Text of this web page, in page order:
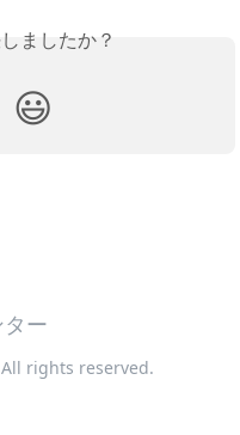
ましたか？
😃
ー
rights reserved.